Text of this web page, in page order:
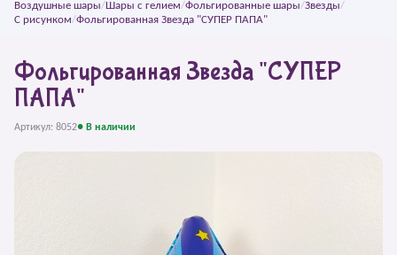
Воздушные шары/Шары с гелием/Фольгированные шары/Звезды/
С рисунком/Фольгированная Звезда "СУПЕР ПАПА"
Фольгированная Звезда "СУПЕР
ПАПА"
Артикул: 8052● В наличии